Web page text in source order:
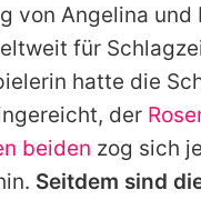
von Angelina und
für
hatte die
der
beiden zog sich
Seitdem sind